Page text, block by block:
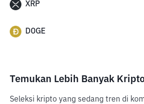
XRP
DOGE
Temukan Lebih Banyak
Seleksi kripto yang sedang tren di